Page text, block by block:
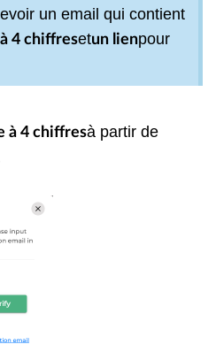
un email qui contient
4 chiffresetun lienpour
à 4 chiffresà partir de